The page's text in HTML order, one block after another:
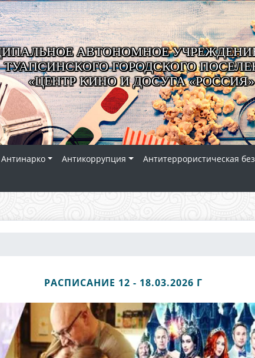
АВТОНОМНОЕ
ТУАПСИНСКОГО ГОРОДСКОГО
«ЦЕНТР КИНО И ДОСУГА «РОССИЯ»
Антинарко Антикоррупция
Антитеррористическая
РАСПИСАНИЕ 12 - 18.03.2026 Г